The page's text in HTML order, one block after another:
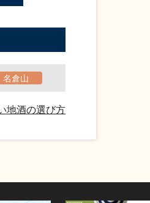
名倉山
地酒の選び方